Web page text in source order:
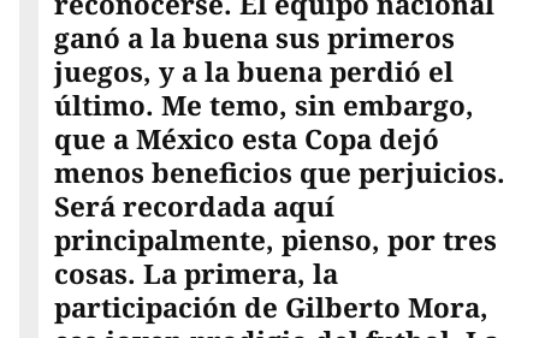
ganó a la buena sus primeros
juegos, y a la buena perdió el
último. Me temo, sin embargo,
que a México esta Copa dejó
menos beneficios que perjuicios.
Será recordada aquí
principalmente, pienso, por tres
cosas. La primera, la
participación de Gilberto Mora,